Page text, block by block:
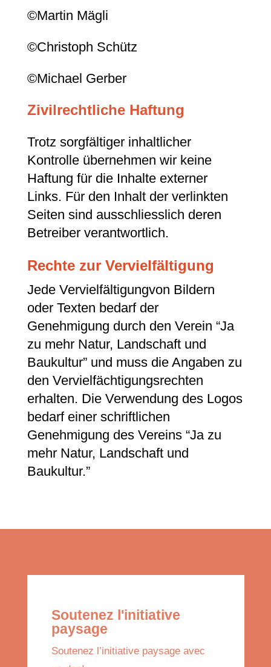
©Martin Mägli
©Christoph Schütz
©Michael Gerber
Zivilrechtliche Haftung
Trotz sorgfältiger inhaltlicher
Kontrolle übernehmen wir keine
Haftung für die Inhalte externer
Links. Für den Inhalt der verlinkten
Seiten sind ausschliesslich deren
Betreiber verantwortlich.
Rechte zur Vervielfältigung
Jede Vervielfältigungvon Bildern
oder Texten bedarf der
Genehmigung durch den Verein “Ja
zu mehr Natur, Landschaft und
Baukultur” und muss die Angaben zu
den Vervielfächtigungsrechten
erhalten. Die Verwendung des Logos
bedarf einer schriftlichen
Genehmigung des Vereins “Ja zu
mehr Natur, Landschaft und
Baukultur.”
Soutenez l'initiative
paysage
Soutenez l’initiative paysage avec